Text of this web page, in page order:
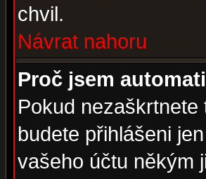
chvil.
Návrat nahoru
Proč jsem
Pokud nezaškrtnete
budete přihlášeni
vašeho účtu někým